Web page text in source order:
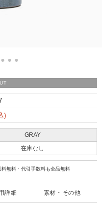
)
GRAY
在庫なし
無料・代引手数料も全品無料
詳細 素材・その他